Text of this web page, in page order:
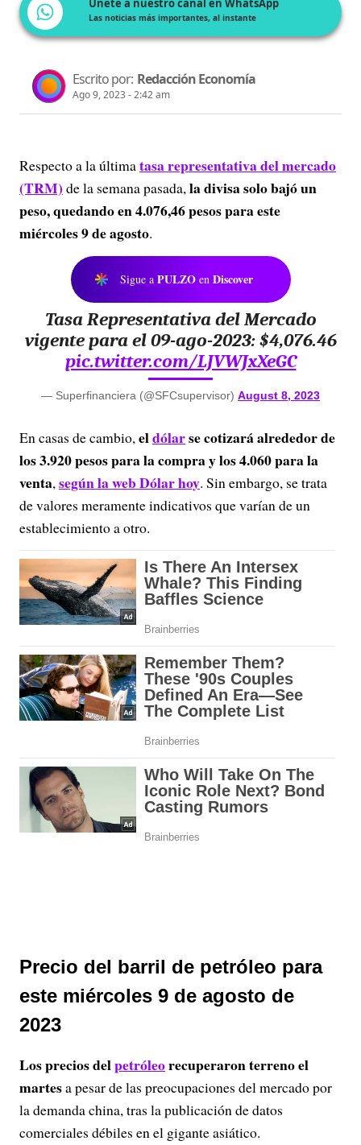
Únete a nuestro canal en WhatsApp
Las noticias más importantes, al instante
Escrito por: Redacción Economía
Ago 9, 2023 - 2:42 am
Respecto a la últimatasa representativa del mercado
(TRM) de la semana pasada,la divisa solo bajó un
peso, quedando en 4.076,46 pesos para este
miércoles 9 de agosto.
Sigue a PULZO en Discover
Tasa Representativa del Mercado
vigente para el 09-ago-2023: $4,076.46
pic.twitter.com/LJVWJxXeGC
— Superfinanciera (@SFCsupervisor) August 8, 2023
En casas de cambio,eldólarse cotizará alrededor de
los 3.920 pesos para la compra y los 4.060 para la
venta,según la web Dólar hoy. Sin embargo, se trata
de valores meramente indicativos que varían de un
establecimiento a otro.
Precio del barril de petróleo para
este miércoles 9 de agosto de
2023
Los precios delpetróleorecuperaron terreno el
martesa pesar de las preocupaciones del mercado por
la demanda china, tras la publicación de datos
comerciales débiles en el gigante asiático.